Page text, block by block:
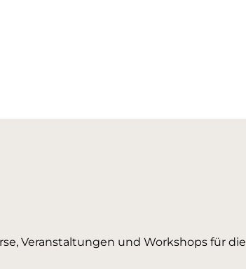
Veranstaltungen und Workshops für die